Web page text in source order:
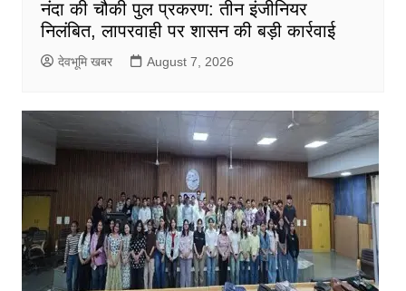
नंदा की चौकी पुल प्रकरण: तीन इंजीनियर
निलंबित, लापरवाही पर शासन की बड़ी कार्रवाई
देवभूमि खबर August 7, 2026